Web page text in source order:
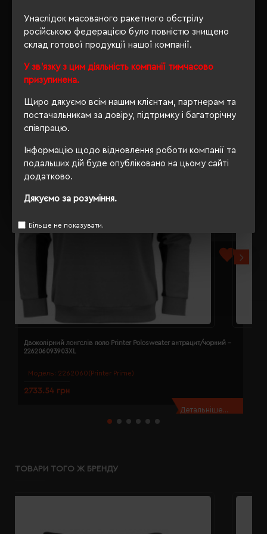
Унаслідок масованого ракетного обстрілу
російською федерацією було повністю знищено
склад готової продукції нашої компанії.
У зв'язку з цим діяльність компанії тимчасово
призупинена.
Щиро дякуємо всім нашим клієнтам, партнерам та
постачальникам за довіру, підтримку і багаторічну
співпрацю.
Інформацію щодо відновлення роботи компанії та
подальших дій буде опубліковано на цьому сайті
додатково.
Дякуємо за розуміння.
Більше не показувати.
ВІДГУКИ
РЕКОМЕНДУЄМО
Модель: 2262060(Printer Prime)
Двоколірний лонгслів поло Printer Polosweater антрацит/чорний -
226206093903XL
2733.54 грн
Детальніше...
ТОВАРИ ТОГО Ж БРЕНДУ